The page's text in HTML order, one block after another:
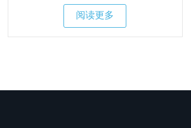
阅读更多